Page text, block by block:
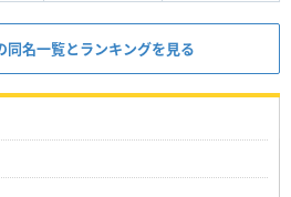
名一覧とランキングを見る